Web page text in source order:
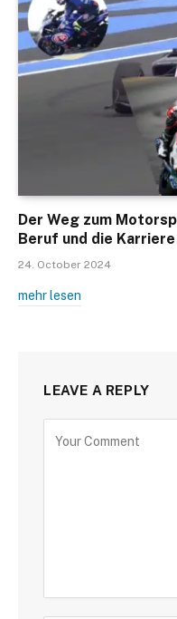
Der Weg zum
Beruf und die Karriere
24. October 2024
mehr lesen
LEAVE A REPLY